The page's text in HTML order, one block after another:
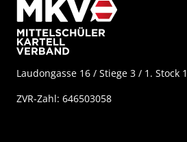
Laudongasse 16 / Stiege 3 / 1. Stock
ZVR-Zahl: 646503058